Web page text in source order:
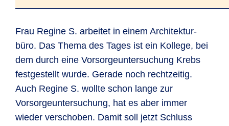
Frau Regine S. arbeitet in einem Architektur­
büro. Das Thema des Tages ist ein Kollege, bei
dem durch eine Vorsorge­unter­suchung Krebs
festgestellt wurde. Gerade noch recht­zeitig.
Auch Regine S. wollte schon lange zur
Vorsorge­unter­suchung, hat es aber immer
wieder verschoben. Damit soll jetzt Schluss